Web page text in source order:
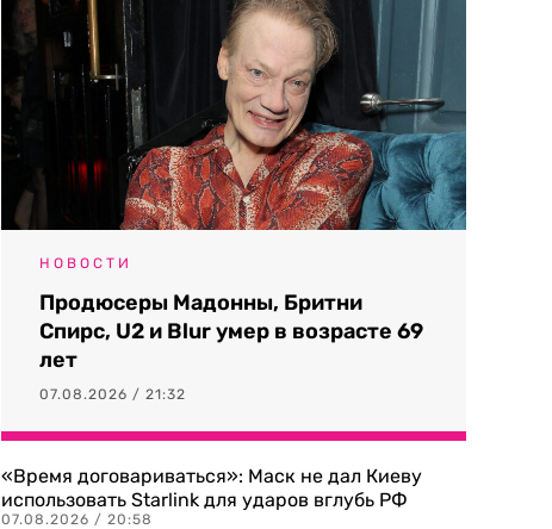
НОВОСТИ
Продюсеры Мадонны, Бритни
Спирс, U2 и Blur умер в возрасте 69
лет
07.08.2026 / 21:32
«Время договариваться»: Маск не дал Киеву
использовать Starlink для ударов вглубь РФ
07.08.2026 / 20:58